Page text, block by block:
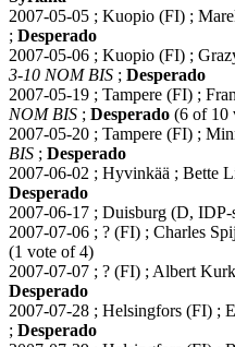
2007-05-05 ; Kuopio (FI) ;
; Desperado
2007-05-06 ; Kuopio (FI) ;
3-10 NOM BIS ; Desperado
2007-05-19 ; Tampere (FI) ;
NOM BIS ; Desperado (6 of 10
2007-05-20 ; Tampere (FI) ;
BIS ; Desperado
2007-06-02 ; Hyvinkää ; Bette
Desperado
2007-06-17 ; Duisburg (D, IDP-
2007-07-06 ; ? (FI) ; Charles
(1 vote of 4)
2007-07-07 ; ? (FI) ; Albert
Desperado
2007-07-28 ; Helsingfors (FI) ;
; Desperado